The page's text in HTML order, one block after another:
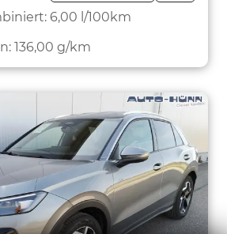
6,00 l/100km
136,00 g/km